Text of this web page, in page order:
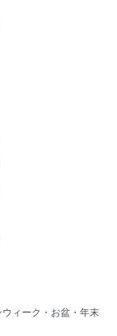
ィーク・お盆・年末